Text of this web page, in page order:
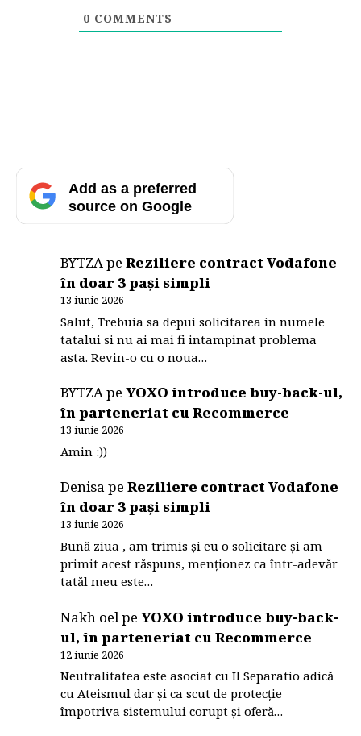
0 COMMENTS
Add as a preferred
source on Google
BYTZApeReziliere contract Vodafone
în doar 3 pași simpli
13 iunie 2026
Salut, Trebuia sa depui solicitarea in numele
tatalui si nu ai mai fi intampinat problema
asta. Revin-o cu o noua…
BYTZApeYOXO introduce buy-back-ul,
în parteneriat cu Recommerce
13 iunie 2026
Amin :))
DenisapeReziliere contract Vodafone
în doar 3 pași simpli
13 iunie 2026
Bună ziua , am trimis și eu o solicitare și am
primit acest răspuns, menționez ca într-adevăr
tatăl meu este…
Nakh oelpeYOXO introduce buy-back-
ul, în parteneriat cu Recommerce
12 iunie 2026
Neutralitatea este asociat cu Il Separatio adică
cu Ateismul dar și ca scut de protecție
împotriva sistemului corupt și oferă…